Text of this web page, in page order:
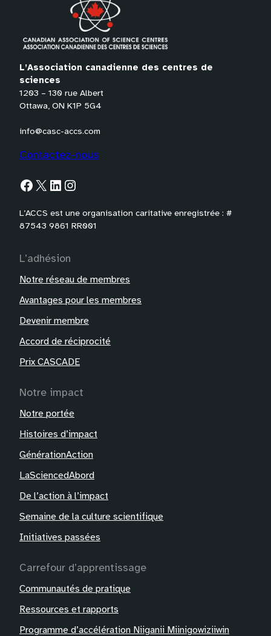
L’Association canadienne des centres de
sciences
1203 – 130 rue Albert
Ottawa, ON K1P 5G4
info@casc-accs.com
Contactez-nous
Facebook X LinkedIn Instagram
L’ACCS est une organisation caritative enregistrée : #
87543 9861 RR001
L’adhésion
Notre réseau de membres
Avantages pour les membres
Devenir membre
Accord de réciprocité
Prix CASCADE
Notre impact
Notre portée
Histoires d’impact
GénérationAction
LaSciencedAbord
De l’action à l’impact
Semaine de la culture scientifique
Initiatives passées
Carrefour d’apprentissage
Communautés de pratique
Ressources et rapports
Programme d’accélération Niiganii Miinigowiziiwin